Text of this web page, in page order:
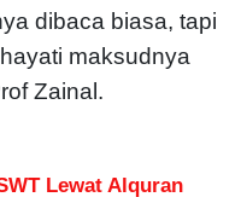
dibaca biasa, tapi
maksudnya
Zainal.
Lewat Alquran